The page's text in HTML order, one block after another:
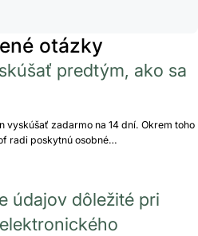
otázky
predtým, ako sa
vyskúšať zadarmo na 14 dní. Okrem toho
radi poskytnú osobné…
údajov dôležité pri